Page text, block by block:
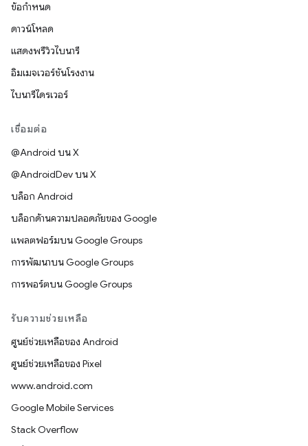
ข้อกำหนด
ดาวน์โหลด
แสดงพรีวิวไบนารี
อิมเมจเวอร์ชันโรงงาน
ไบนารีไดรเวอร์
เชื่อมต่อ
@Android บน X
@AndroidDev บน X
บล็อก Android
บล็อกด้านความปลอดภัยของ Google
แพลตฟอร์มบน Google Groups
การพัฒนาบน Google Groups
การพอร์ตบน Google Groups
รับความช่วยเหลือ
ศูนย์ช่วยเหลือของ Android
ศูนย์ช่วยเหลือของ Pixel
www.android.com
Google Mobile Services
Stack Overflow